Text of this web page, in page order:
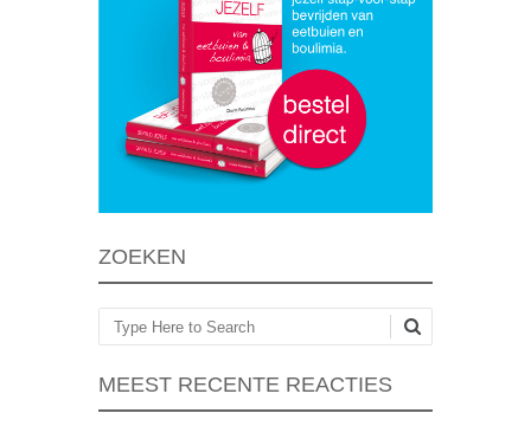
ZOEKEN
Zoeken
MEEST RECENTE REACTIES